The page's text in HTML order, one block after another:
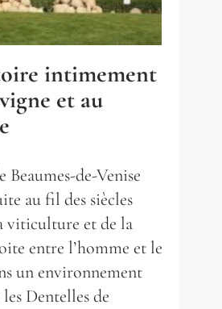
intimement
et au
Beaumes-de-Venise
au fil des siècles
viticulture et de la
entre l’homme et le
un environnement
Dentelles de